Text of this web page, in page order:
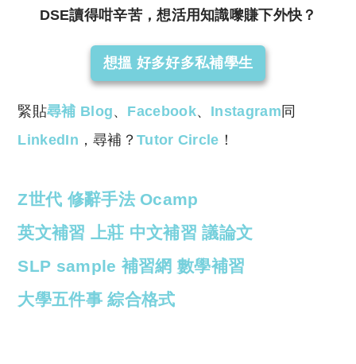
DSE讀得咁辛苦，想活用知識嚟賺下外快？
想搵 好多好多私補學生
緊貼尋補 Blog、 Facebook、 Instagram 同
LinkedIn ，尋補？Tutor Circle ！
Z世代 修辭手法Ocamp
英文補習 上莊 中文補習 議論文
SLP sample 補習網 數學補習
大學五件事綜合格式